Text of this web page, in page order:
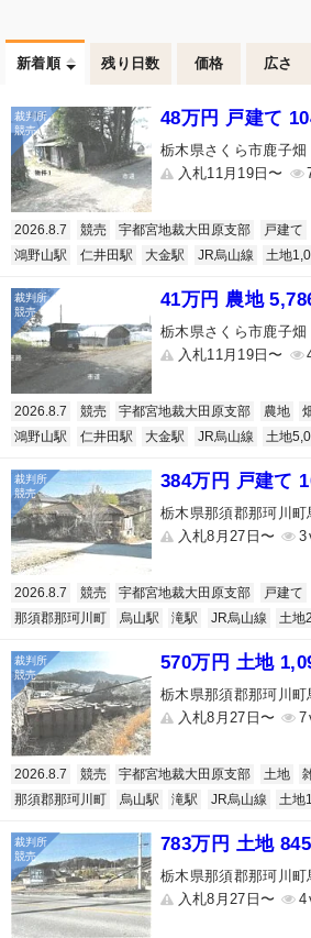
新着順 残り日数 価格 広さ
48万円 戸建て
栃木県さくら市鹿子畑
入札11月19日〜
2026.8.7 競売 宇都宮地裁大田原支部 戸建て
鴻野山駅
仁井田駅 大金駅 JR烏山線 土地
41万円 農地
栃木県さくら市鹿子畑
入札11月19日〜
2026.8.7 競売 宇都宮地裁大田原支部 農地
鴻野山駅
仁井田駅 大金駅 JR烏山線 土地
384万円 戸建て
栃木県那須郡那珂川町
入札8月27日〜
3
2026.8.7 競売 宇都宮地裁大田原支部 戸建て
那須郡那珂川町
烏山駅 滝駅 JR烏山線 土地
570万円 土地
栃木県那須郡那珂川町
入札8月27日〜
7
2026.8.7 競売 宇都宮地裁大田原支部 土地
那須郡那珂川町
烏山駅 滝駅 JR烏山線 土地
783万円 土地
栃木県那須郡那珂川町
入札8月27日〜
4